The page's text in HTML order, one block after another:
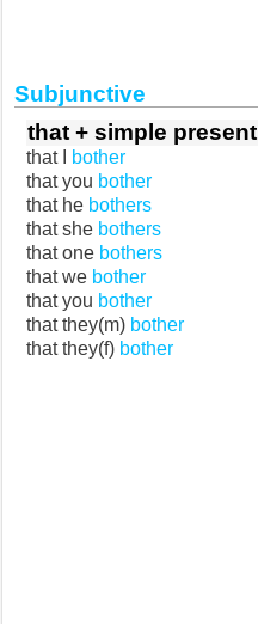
Subjunctive
that + simple present
that I
bother
that you bother
that he bothers
that she bothers
that one bothers
that we bother
that you bother
that they(m) bother
that they(f) bother